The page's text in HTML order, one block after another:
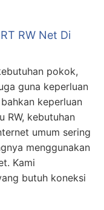
RW Net Di
pokok,
guna keperluan
keperluan
RW, kebutuhan
umum sering
menggunakan
Kami
butuh koneksi